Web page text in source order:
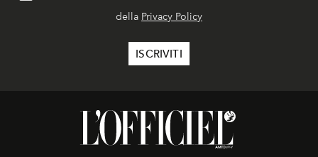
della Privacy Policy